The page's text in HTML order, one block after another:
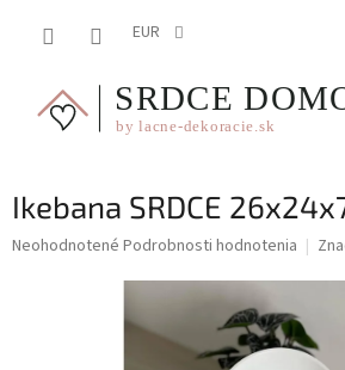
EUR
Ikebana SRDCE
Priemerné
Neohodnotené Podrobnosti hodnotenia